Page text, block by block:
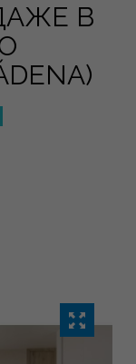
В